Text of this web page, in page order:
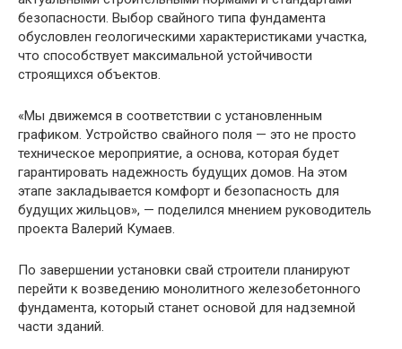
безопасности. Выбор свайного типа фундамента
обусловлен геологическими характеристиками участка,
что способствует максимальной устойчивости
строящихся объектов.
«Мы движемся в соответствии с установленным
графиком. Устройство свайного поля — это не просто
техническое мероприятие, а основа, которая будет
гарантировать надежность будущих домов. На этом
этапе закладывается комфорт и безопасность для
будущих жильцов», — поделился мнением руководитель
проекта Валерий Кумаев.
По завершении установки свай строители планируют
перейти к возведению монолитного железобетонного
фундамента, который станет основой для надземной
части зданий.